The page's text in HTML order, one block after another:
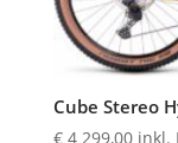
Cube Stereo
€4 299,00 inkl.